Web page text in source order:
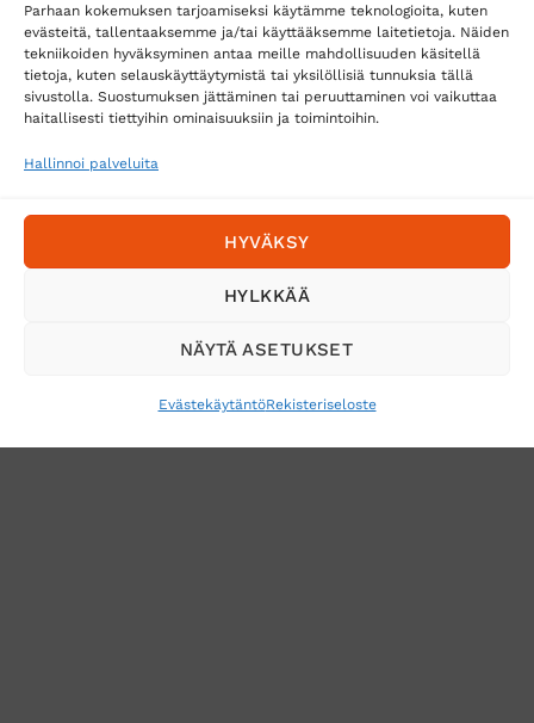
Parhaan kokemuksen tarjoamiseksi käytämme teknologioita, kuten
evästeitä, tallentaaksemme ja/tai käyttääksemme laitetietoja. Näiden
tekniikoiden hyväksyminen antaa meille mahdollisuuden käsitellä
tietoja, kuten selauskäyttäytymistä tai yksilöllisiä tunnuksia tällä
sivustolla. Suostumuksen jättäminen tai peruuttaminen voi vaikuttaa
haitallisesti tiettyihin ominaisuuksiin ja toimintoihin.
Hallinnoi palveluita
HYVÄKSY
HYLKKÄÄ
NÄYTÄ ASETUKSET
EvästekäytäntöRekisteriseloste
Toimitustavat
Posti
Matkahuolto
Tilaa uutiskirje ja saat erikoisalennuksia